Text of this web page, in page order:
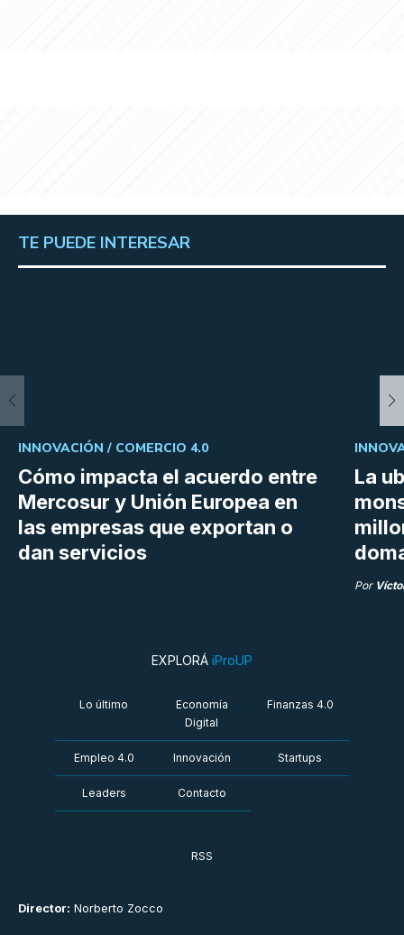
TE PUEDE INTERESAR
Cómo impacta el acuerdo entre
Mercosur y Unión Europea en
las empresas que exportan o
dan servicios
INNOVACIÓN / COMERCIO 4.0
La
Por
Director: Norberto Zocco
EXPLORÁ iProUP
Lo último
Economía
Digital
Finanzas 4.0
Empleo 4.0 Innovación Startups
Leaders Contacto
RSS